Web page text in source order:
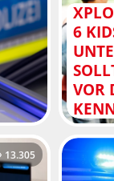
6
VOR
13.305